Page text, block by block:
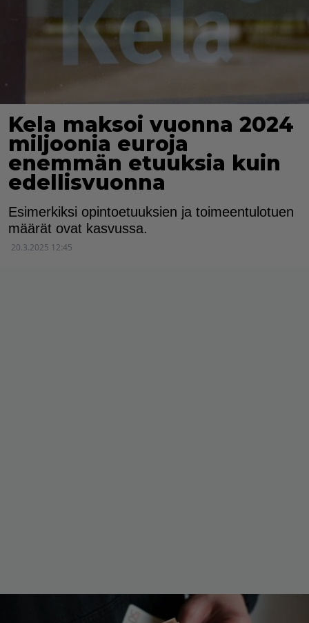
Kela maksoi vuonna 2024
miljoonia euroja
enemmän etuuksia kuin
edellisvuonna
Esimerkiksi opintoetuuksien ja toimeentulotuen
määrät ovat kasvussa.
20.3.2025 12:45